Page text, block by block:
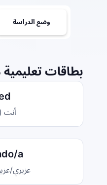
وضع الدراسة
بطاقات تعليمية
a
عزيزي/